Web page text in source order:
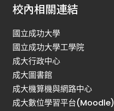
校內相關連結
國立成功大學
國立成功大學工學院
成大行政中心
成大圖書館
成大機算機與網路中心
成大數位學習平台(Moodle)